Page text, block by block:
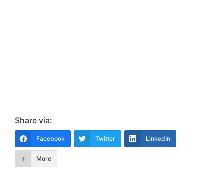
Share via:
Facebook Twitter LinkedIn
More